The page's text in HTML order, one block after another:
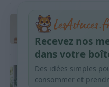
Taches
habitudes qui
9 avril 2026
Produits
courses sans
Recevez nos
dans votre
Des idées simples
consommer et